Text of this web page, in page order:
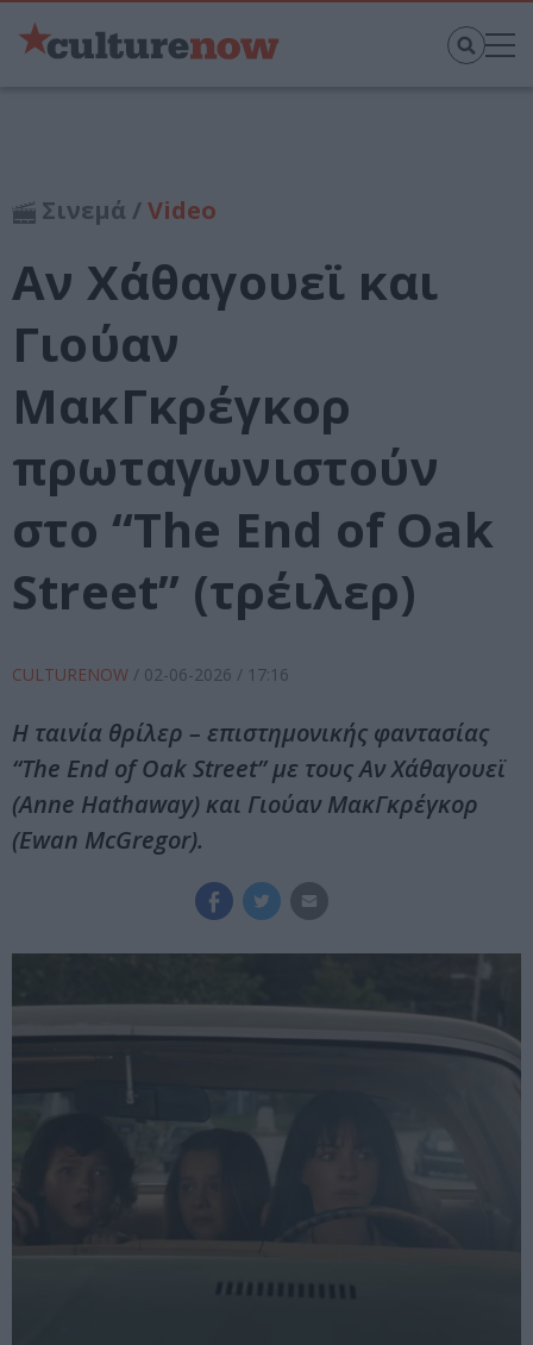
Σινεμά /Video
Αν Χάθαγουεϊ και
Γιούαν
ΜακΓκρέγκορ
πρωταγωνιστούν
στο “The End of Oak
Street” (τρέιλερ)
CULTURENOW / 02-06-2026 / 17:16
Η ταινία θρίλερ – επιστημονικής φαντασίας
“The End of Oak Street” με τους Αν Χάθαγουεϊ
(Anne Hathaway) και Γιούαν ΜακΓκρέγκορ
(Ewan McGregor).